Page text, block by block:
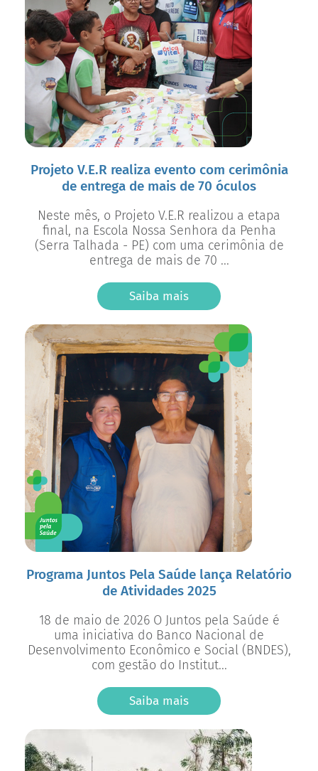
Projeto V.E.R realiza evento com cerimônia
de entrega de mais de 70 óculos
Neste mês, o Projeto V.E.R realizou a etapa
final, na Escola Nossa Senhora da Penha
(Serra Talhada - PE) com uma cerimônia de
entrega de mais de 70 ...
Saiba mais
Programa Juntos Pela Saúde lança Relatório
de Atividades 2025
18 de maio de 2026 O Juntos pela Saúde é
uma iniciativa do Banco Nacional de
Desenvolvimento Econômico e Social (BNDES),
com gestão do Institut...
Saiba mais